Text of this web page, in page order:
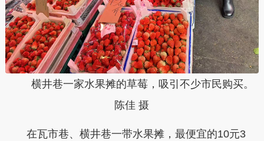
横井巷一家水果摊的草莓，吸引不少市民购买。
陈佳 摄
在瓦市巷、横井巷一带水果摊，最便宜的10元3